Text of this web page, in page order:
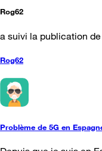
Rog62
a suivi la publication de
Rog62
Problème de 5G en